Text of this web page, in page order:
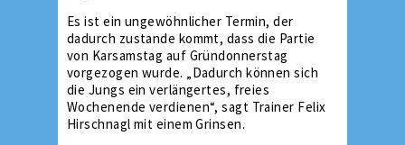
Es ist ein ungewöhnlicher Termin, der
dadurch zustande kommt, dass die Partie
von Karsamstag auf Gründonnerstag
vorgezogen wurde. „Dadurch können sich
die Jungs ein verlängertes, freies
Wochenende verdienen“, sagt Trainer Felix
Hirschnagl mit einem Grinsen.